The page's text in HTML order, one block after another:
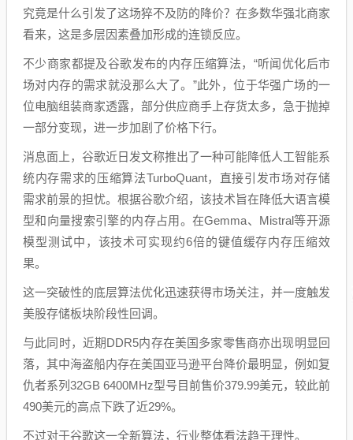
究竟是什么引发了这场猝不及防的降价？在多数华强北商家
看来，这是多层因素叠加形成的连锁反应。
不少商家都提及谷歌发布的内存压缩算法，“听闻优化后市
场对内存的需求就没那么大了。”此外，位于华强广场的一
位电脑组装商家透露，部分供应商手上存货太多，急于抛掉
一部分变现，进一步加剧了价格下行。
消息面上，谷歌近日发文称推出了一种可能降低人工智能系
统内存需求的压缩算法TurboQuant，直接引发市场对存储
需求前景的担忧。根据谷歌介绍，该技术旨在降低大语言模
型和向量搜索引擎的内存占用。在Gemma、Mistral等开源
模型测试中，该技术可实现约6倍的键值缓存内存压缩效
果。
这一突破性的底层算法优化迅速获得市场关注，并一度触发
美股存储板块阶段性回调。
与此同时，近期DDR5内存在美国多家零售商亦出现明显回
落，其中海盗船内存在美国亚马逊平台降价最明显，例如复
仇者系列32GB 6400MHz型号目前售价379.99美元，较此前
490美元的高点下跌了近29%。
不过对于谷歌这一全新算法，行业整体看法趋于理性。